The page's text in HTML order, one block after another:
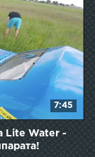
7:45
Lite Water -